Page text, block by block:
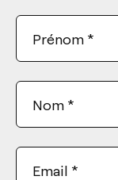
Prénom *
Nom *
Email *